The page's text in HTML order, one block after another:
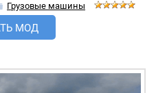
Грузовые машины
МОД